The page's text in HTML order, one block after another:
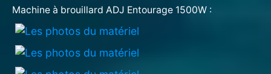
Machine à brouillard ADJ Entourage 1500W :